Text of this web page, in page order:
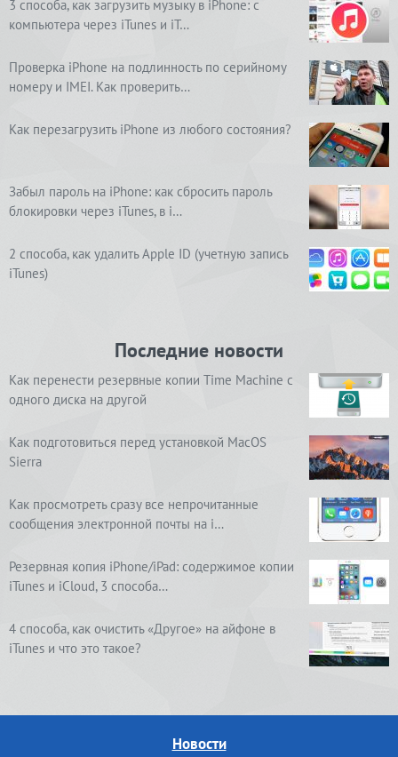
3 способа, как загрузить музыку в iPhone: с
компьютера через iTunes и iT…
Проверка iPhone на подлинность по серийному
номеру и IMEI. Как проверить…
Как перезагрузить iPhone из любого состояния?
Забыл пароль на iPhone: как сбросить пароль
блокировки через iTunes, в i…
2 способа, как удалить Apple ID (учетную запись
iTunes)
Последние новости
Как перенести резервные копии Time Machine с
одного диска на другой
Как подготовиться перед установкой MacOS
Sierra
Как просмотреть сразу все непрочитанные
сообщения электронной почты на i…
Резервная копия iPhone/iPad: содержимое копии
iTunes и iCloud, 3 способа…
4 способа, как очистить «Другое» на айфоне в
iTunes и что это такое?
Новости